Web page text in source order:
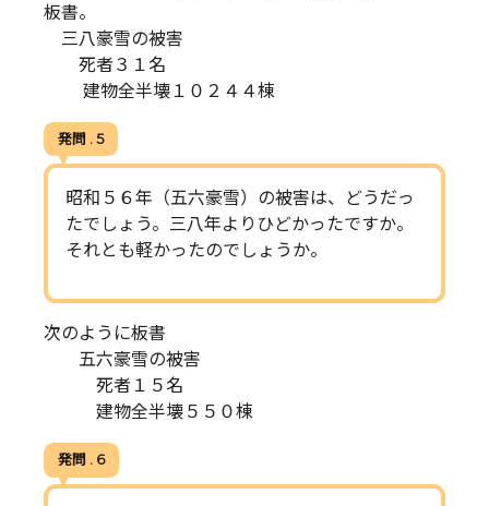
板書。
三八豪雪の被害
死者３１名
建物全半壊１０２４４棟
発問 . 5
昭和５６年（五六豪雪）の被害は、どうだっ
たでしょう。三八年よりひどかったですか。
それとも軽かったのでしょうか。
次のように板書
五六豪雪の被害
死者１５名
建物全半壊５５０棟
発問 . 6